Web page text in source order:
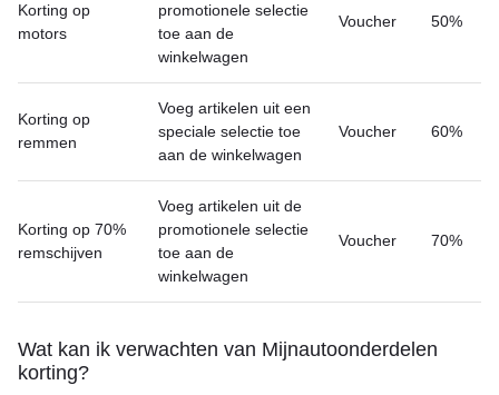
Korting op
motors
promotionele selectie
toe aan de
winkelwagen
Voucher 50%
Korting op
remmen
Voeg artikelen uit een
speciale selectie toe
aan de winkelwagen
Voucher 60%
Korting op 70%
remschijven
Voeg artikelen uit de
promotionele selectie
toe aan de
winkelwagen
Voucher 70%
Wat kan ik verwachten van Mijnautoonderdelen
korting?